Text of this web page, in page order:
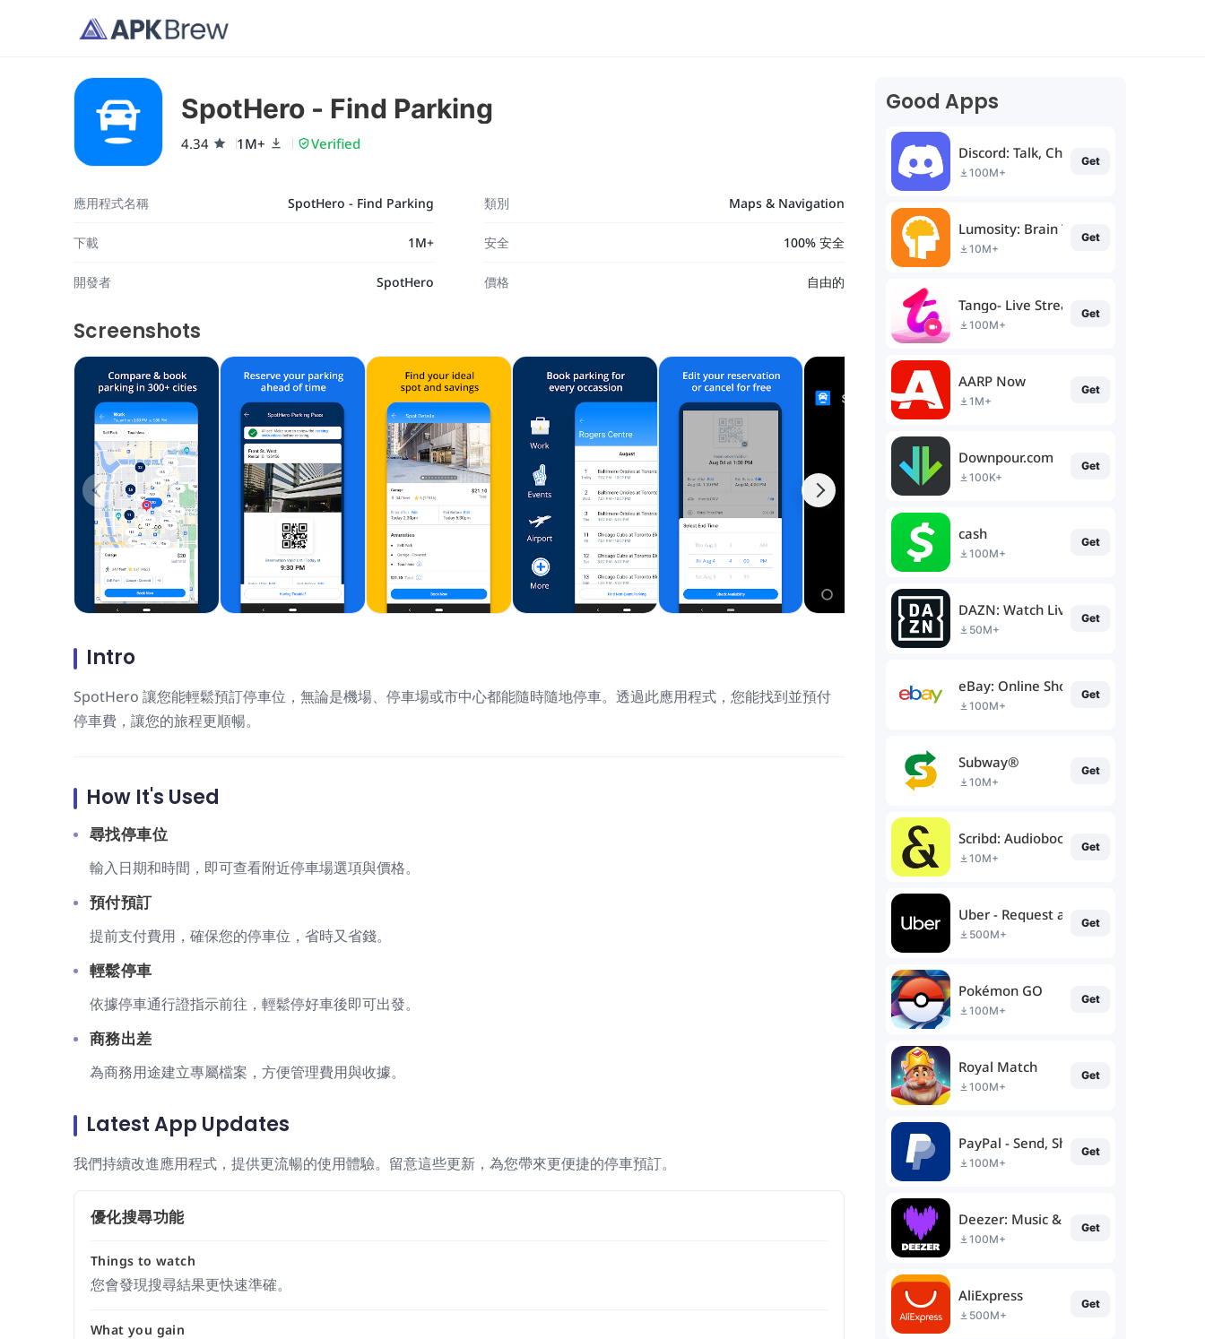
SpotHero - Find Parking
4.34 1M+ Verified
應用程式名稱 SpotHero - Find Parking 類別 Maps & Navigation
下載 1M+ 安全 100% 安全
開發者 SpotHero 價格 自由的
Screenshots
Intro
SpotHero 讓您能輕鬆預訂停車位，無論是機場、停車場或市中心都能隨時隨地停車。透過此應用程式，您能找到並預付
停車費，讓您的旅程更順暢。
How It's Used
尋找停車位
輸入日期和時間，即可查看附近停車場選項與價格。
預付預訂
提前支付費用，確保您的停車位，省時又省錢。
輕鬆停車
依據停車通行證指示前往，輕鬆停好車後即可出發。
商務出差
為商務用途建立專屬檔案，方便管理費用與收據。
Latest App Updates
我們持續改進應用程式，提供更流暢的使用體驗。留意這些更新，為您帶來更便捷的停車預訂。
優化搜尋功能
Things to watch
您會發現搜尋結果更快速準確。
What you gain
Good Apps
Discord: Talk, Chat & Hang Out
100M+
Get
Lumosity: Brain Training
10M+
Get
Tango- Live Stream, Video Chat
100M+
Get
AARP Now
1M+
Get
Downpour.com
100K+
Get
cash
100M+
Get
DAZN: Watch Live Sports
50M+
Get
eBay: Online Shopping Deals
100M+
Get
Subway®
10M+
Get
Scribd: Audiobooks & Ebooks
10M+
Get
Uber - Request a ride
500M+
Get
Pokémon GO
100M+
Get
Royal Match
100M+
Get
PayPal - Send, Shop, Manage
100M+
Get
Deezer: Music & Podcast Player
100M+
Get
AliExpress
500M+
Get